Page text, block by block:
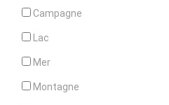
Campagne
Lac
Mer
Montagne